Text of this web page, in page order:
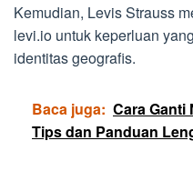
Kemudian, Levis Strauss
levi.io untuk keperluan
identitas geografis.
Baca juga: Cara Ganti
Tips dan Panduan